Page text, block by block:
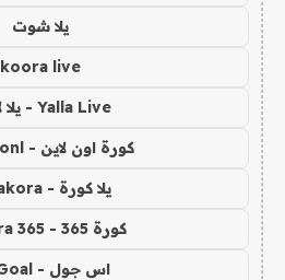
يلا شوت
koora live
Yalla Live - يلا لايف
كورة اون لاين - koora onl
يلا كورة - yallakora
كورة 365 - kooora 365
اس جول - AS Goal